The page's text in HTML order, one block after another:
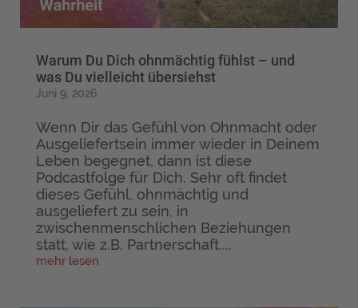
Warum Du Dich ohnmächtig fühlst – und
was Du vielleicht übersiehst
Juni 9, 2026
Wenn Dir das Gefühl von Ohnmacht oder
Ausgeliefertsein immer wieder in Deinem
Leben begegnet, dann ist diese
Podcastfolge für Dich. Sehr oft findet
dieses Gefühl, ohnmächtig und
ausgeliefert zu sein, in
zwischenmenschlichen Beziehungen
statt, wie z.B. Partnerschaft....
mehr lesen